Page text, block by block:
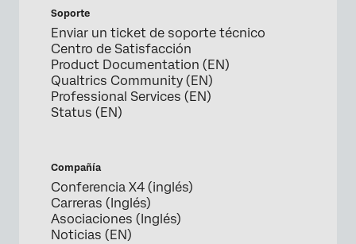
Soporte
Enviar un ticket de soporte técnico
Centro de Satisfacción
Product Documentation (EN)
Qualtrics Community (EN)
Professional Services (EN)
Status (EN)
Compañía
Conferencia X4 (inglés)
Carreras (Inglés)
Asociaciones (Inglés)
Noticias (EN)